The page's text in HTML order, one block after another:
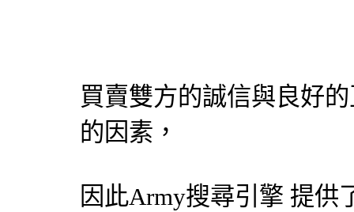
買賣雙方的誠信與良好
的因素，
因此Army搜尋引擎 提供